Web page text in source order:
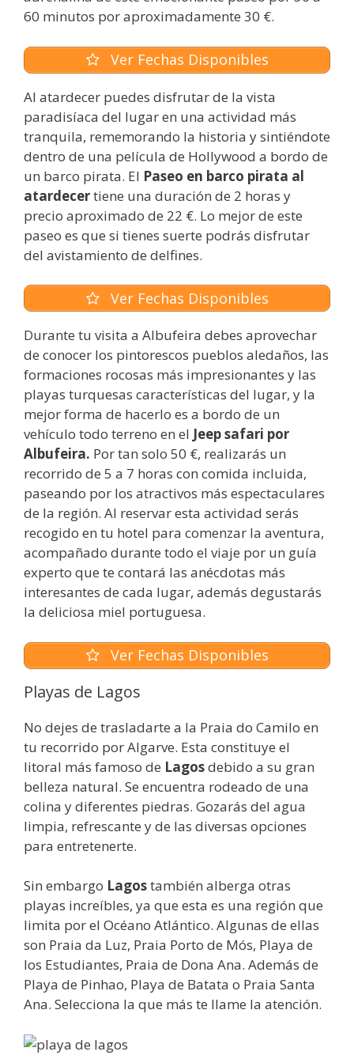
60 minutos por aproximadamente 30 €.
Ver Fechas Disponibles
Al atardecer puedes disfrutar de la vista
paradisíaca del lugar en una actividad más
tranquila, rememorando la historia y sintiéndote
dentro de una película de Hollywood a bordo de
un barco pirata. El Paseo en barco pirata al
atardecertiene una duración de 2 horas y
precio aproximado de 22 €. Lo mejor de este
paseo es que si tienes suerte podrás disfrutar
del avistamiento de delfines.
Ver Fechas Disponibles
Durante tu visita a Albufeira debes aprovechar
de conocer los pintorescos pueblos aledaños, las
formaciones rocosas más impresionantes y las
playas turquesas características del lugar, y la
mejor forma de hacerlo es a bordo de un
vehículo todo terreno en el Jeep safari por
Albufeira. Por tan solo 50 €, realizarás un
recorrido de 5 a 7 horas con comida incluida,
paseando por los atractivos más espectaculares
de la región. Al reservar esta actividad serás
recogido en tu hotel para comenzar la aventura,
acompañado durante todo el viaje por un guía
experto que te contará las anécdotas más
interesantes de cada lugar, además degustarás
la deliciosa miel portuguesa.
Ver Fechas Disponibles
Playas de Lagos
No dejes de trasladarte a la Praia do Camilo en
tu recorrido por Algarve. Esta constituye el
litoral más famoso de Lagosdebido a su gran
belleza natural. Se encuentra rodeado de una
colina y diferentes piedras. Gozarás del agua
limpia, refrescante y de las diversas opciones
para entretenerte.
Sin embargo Lagostambién alberga otras
playas increíbles, ya que esta es una región que
limita por el Océano Atlántico. Algunas de ellas
son Praia da Luz, Praia Porto de Mós, Playa de
los Estudiantes, Praia de Dona Ana. Además de
Playa de Pinhao, Playa de Batata o Praia Santa
Ana. Selecciona la que más te llame la atención.